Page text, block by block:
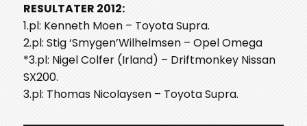
RESULTATER 2012:
1.pl: Kenneth Moen – Toyota Supra.
2.pl: Stig ‘Smygen’Wilhelmsen – Opel Omega
*3.pl: Nigel Colfer (Irland) – Driftmonkey Nissan
SX200.
3.pl: Thomas Nicolaysen – Toyota Supra.